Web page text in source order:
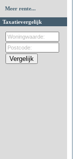
Meer rente...
Taxatievergelijk